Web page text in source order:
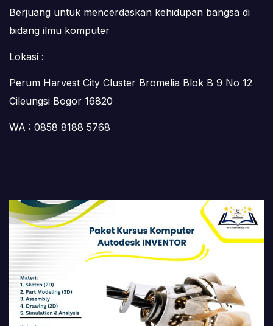
Berjuang untuk mencerdaskan kehidupan bangsa di
bidang ilmu komputer
Lokasi :
Perum Harvest City Cluster Bromelia Blok B 9 No 12
Cileungsi Bogor 16820
WA : 0858 8188 5768